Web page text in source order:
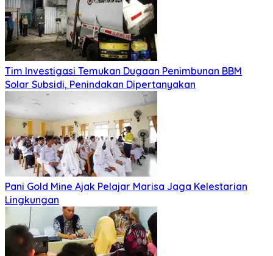
Tim Investigasi Temukan Dugaan Penimbunan BBM
Solar Subsidi, Penindakan Dipertanyakan
Pani Gold Mine Ajak Pelajar Marisa Jaga Kelestarian
Lingkungan